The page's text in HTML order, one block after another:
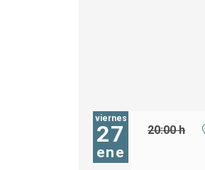
viernes
27
ene
20:00 h